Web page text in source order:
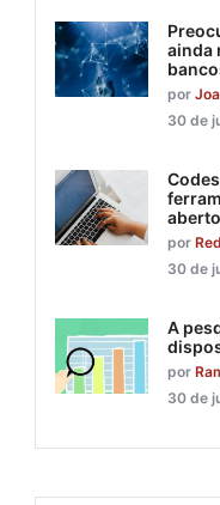
ainda
por
30 de
por
30 de
A
por
30 de